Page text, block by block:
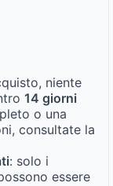
niente
14 giorni
o una
consultate la
: solo i
essere